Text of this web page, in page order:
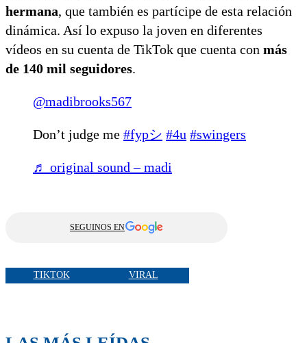
hermana, que también es partícipe de esta relación
dinámica. Así lo expuso la joven en diferentes
vídeos en su cuenta de TikTok que cuenta con más
de 140 mil seguidores.
@madibrooks567
Don’t judge me #fypシ #4u #swingers
♬ original sound – madi
SEGUINOS EN
TIKTOK VIRAL